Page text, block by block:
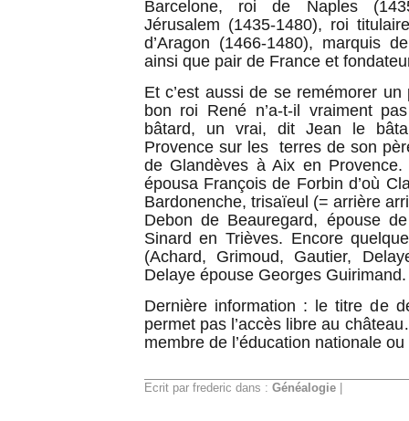
Barcelone, roi de Naples
Jérusalem (1435-1480), roi
d’Aragon (1466-1480), marquis
ainsi que pair de France et
Et c’est aussi de se remémorer
bon roi René n’a-t-il vraiment
bâtard, un vrai, dit Jean le
Provence sur les terres de son
de Glandèves à Aix en Provence.
épousa François de Forbin d’où
Bardonenche, trisaïeul (= arrière
Debon de Beauregard, épouse
Sinard en Trièves. Encore
(Achard, Grimoud, Gautier,
Delaye épouse Georges Guirimand.
Dernière information : le titre de
permet pas l’accès libre au
membre de l’éducation nationale
Ecrit par frederic dans : Généalogie|